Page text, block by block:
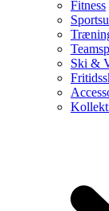
Fitness
Ski &